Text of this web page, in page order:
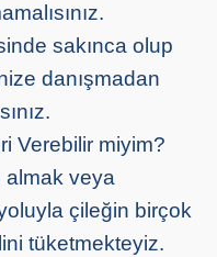
sakınca olup
danışmadan
Verebilir miyim?
almak veya
çileğin birçok
tüketmekteyiz.